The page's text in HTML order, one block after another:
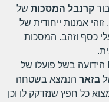
קרנבל המסכות של
ונציה Venetians Mask Atelier Shkoder. זוהי אמנות ייחודית של
כסף וזהב. המסכות
הידועה בשל פועלו של
בזאר הנמצא בשטחה
כל חפץ שנזדקק לו וכן